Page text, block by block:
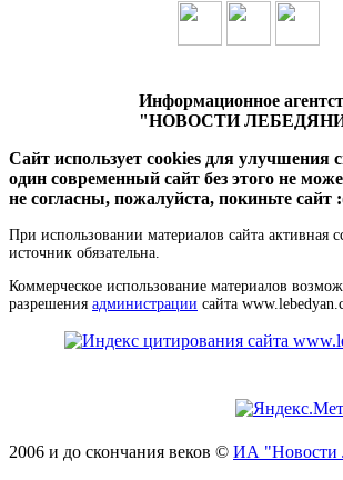
Информационное
"НОВОСТИ
Сайт использует cookies для улучшения
один современный сайт без этого не
не согласны, пожалуйста, покиньте сайт
При использовании материалов сайта активная
источник обязательна.
Коммерческое использование материалов
разрешения администрации сайта
2006 и до скончания веков © ИА "Новости